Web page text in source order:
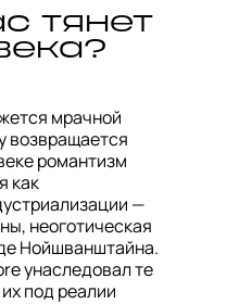
тянет
мрачной
возвращается
романтизм
как
—
неоготическая
Нойшванштайна.
унаследовал те
под реалии